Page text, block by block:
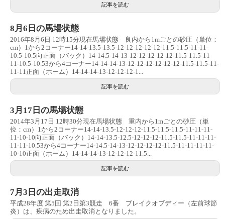
記事を読む
8月6日の馬場状態
2016年8月6日 12時15分現在馬場状態 良内から1mごとの砂圧（単位：
cm）1から2コーナー14-14-13.5-13.5-12-12-12-12-12-11.5-11.5-11-11-
10.5-10.5向正面（バック）14-14.5-14-13-12-12-12-12-12-11.5-11.5-11-
11-10.5-10.53から4コーナー14-14-14-13-12-12-12-12-12-12-11.5-11.5-11-
11-11正面（ホーム）14-14-14-13-12-12-12-1...
記事を読む
3月17日の馬場状態
2014年3月17日 12時30分現在馬場状態 重内から1mごとの砂圧（単
位：cm）1から2コーナー14-14-13.5-12-12-12-11.5-11.5-11.5-11-11-11-
11-10-10向正面（バック）14-14-13.5-12.5-12-12-12-11.5-11.5-11-11-11-
11-11-10.53から4コーナー14-14.5-14-13-12-12-12-12-11.5-11-11-11-11-
10-10正面（ホーム）14-14-14-13-12-12-12-11.5...
記事を読む
7月3日の出走取消
平成28年度 第5回 第2日第3競走 6番 ブレイクオブディー（左前球節
炎）は、疾病のため出走取消となりました。